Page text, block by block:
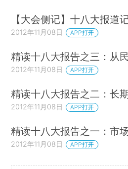
【大会侧记】十八大报道
2012年11月08日 APP打开
精读十八大报告之三：从
2012年11月08日 APP打开
精读十八大报告之二：长
2012年11月08日 APP打开
精读十八大报告之一：市
2012年11月08日 APP打开